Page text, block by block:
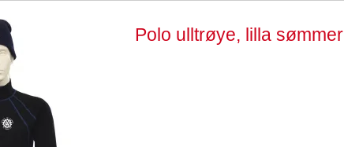
Polo ulltrøye, lilla sømmer